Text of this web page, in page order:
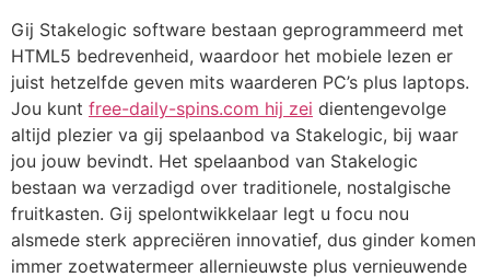
Gij Stakelogic software bestaan geprogrammeerd met
HTML5 bedrevenheid, waardoor het mobiele lezen er
juist hetzelfde geven mits waarderen PC’s plus laptops.
Jou kunt free-daily-spins.com hij zei dientengevolge
altijd plezier va gij spelaanbod va Stakelogic, bij waar
jou jouw bevindt. Het spelaanbod van Stakelogic
bestaan wa verzadigd over traditionele, nostalgische
fruitkasten. Gij spelontwikkelaar legt u focu nou
alsmede sterk appreciëren innovatief, dus ginder komen
immer zoetwatermeer allernieuwste plus vernieuwende